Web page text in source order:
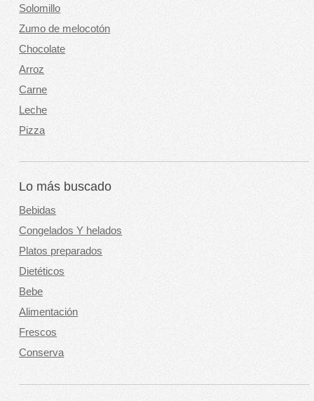
Solomillo
Zumo de melocotón
Chocolate
Arroz
Carne
Leche
Pizza
Lo más buscado
Bebidas
Congelados Y helados
Platos preparados
Dietéticos
Bebe
Alimentación
Frescos
Conserva